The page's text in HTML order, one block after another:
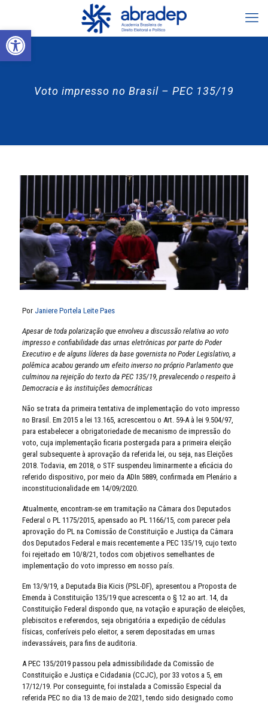
Abrir a barra de ferramentas
Voto impresso no Brasil – PEC 135/19
Por Janiere Portela Leite Paes
Apesar de toda polarização que envolveu a discussão relativa ao voto
impresso e confiabilidade das urnas eletrônicas por parte do Poder
Executivo e de alguns líderes da base governista no Poder Legislativo, a
polêmica acabou gerando um efeito inverso no próprio Parlamento que
culminou na rejeição do texto da PEC 135/19, prevalecendo o respeito à
Democracia e às instituições democráticas
Não se trata da primeira tentativa de implementação do voto impresso
no Brasil. Em 2015 a lei 13.165, acrescentou o Art. 59-A à lei 9.504/97,
para estabelecer a obrigatoriedade de mecanismo de impressão do
voto, cuja implementação ficaria postergada para a primeira eleição
geral subsequente à aprovação da referida lei, ou seja, nas Eleições
2018. Todavia, em 2018, o STF suspendeu liminarmente a eficácia do
referido dispositivo, por meio da ADIn 5889, confirmada em Plenário a
inconstitucionalidade em 14/09/2020.
Atualmente, encontram-se em tramitação na Câmara dos Deputados
Federal o PL 1175/2015, apensado ao PL 1166/15, com parecer pela
aprovação do PL na Comissão de Constituição e Justiça da Câmara
dos Deputados Federal e mais recentemente a PEC 135/19, cujo texto
foi rejeitado em 10/8/21, todos com objetivos semelhantes de
implementação do voto impresso em nosso país.
Em 13/9/19, a Deputada Bia Kicis (PSL-DF), apresentou a Proposta de
Emenda à Constituição 135/19 que acrescenta o § 12 ao art. 14, da
Constituição Federal dispondo que, na votação e apuração de eleições,
plebiscitos e referendos, seja obrigatória a expedição de cédulas
físicas, conferíveis pelo eleitor, a serem depositadas em urnas
indevassáveis, para fins de auditoria.
A PEC 135/2019 passou pela admissibilidade da Comissão de
Constituição e Justiça e Cidadania (CCJC), por 33 votos a 5, em
17/12/19. Por conseguinte, foi instalada a Comissão Especial da
referida PEC no dia 13 de maio de 2021, tendo sido designado como